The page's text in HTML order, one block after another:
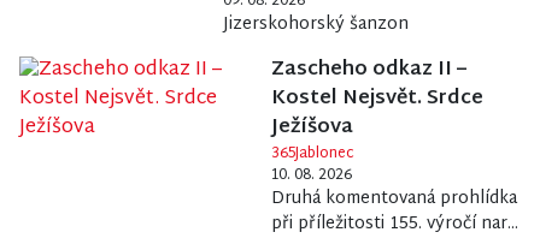
Jizerskohorský šanzon
Zascheho odkaz II –
Kostel Nejsvět. Srdce
Ježíšova
365Jablonec
10. 08. 2026
Druhá komentovaná prohlídka
při příležitosti 155. výročí nar...